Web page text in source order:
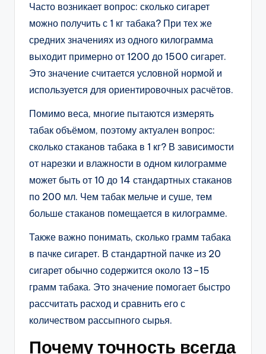
Часто возникает вопрос: сколько сигарет
можно получить с 1 кг табака? При тех же
средних значениях из одного килограмма
выходит примерно от 1200 до 1500 сигарет.
Это значение считается условной нормой и
используется для ориентировочных расчётов.
Помимо веса, многие пытаются измерять
табак объёмом, поэтому актуален вопрос:
сколько стаканов табака в 1 кг? В зависимости
от нарезки и влажности в одном килограмме
может быть от 10 до 14 стандартных стаканов
по 200 мл. Чем табак мельче и суше, тем
больше стаканов помещается в килограмме.
Также важно понимать, сколько грамм табака
в пачке сигарет. В стандартной пачке из 20
сигарет обычно содержится около 13–15
грамм табака. Это значение помогает быстро
рассчитать расход и сравнить его с
количеством рассыпного сырья.
Почему точность всегда